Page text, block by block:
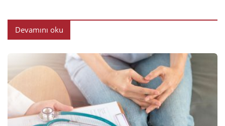
Devamını oku